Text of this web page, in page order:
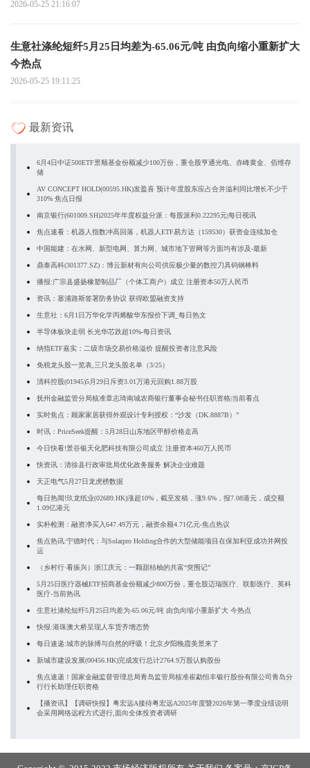
2026-05-25 21:16:07
生意社涤纶短纤5月25日均差为-65.06元/吨 由负向缩小重新扩大
今热点
2026-05-25 19:11:25
最新资讯
6月4日中证500ETF景顺基金份额减少100万份，重仓股亨通光电、赤峰黄金、佰维存
储
AV CONCEPT HOLD(00595.HK)发盈喜 预计年度股东应占合并溢利同比增长不少于
310% 焦点日报
南京银行(601009.SH)2025年年度权益分派：每股派利0.22295元|每日视讯
焦点速看：机器人指数冲高回落，机器人ETF易方达（159530）获资金连续加仓
中国能建：在水网、新型电网、算力网、城市地下管网等方面均有涉及-最新
鼎泰高科(301377.SZ)：博云新材有向公司供应极少量的数控刀具钨钢棒料
播报:广宗县盛扬橡塑制品厂（个体工商户）成立 注册资本50万人民币
资讯：塞浦路斯签署防务协议 获得欧盟融资支持
生意社：6月1日万华化学丙烯酸华东报价下调_每日热文
半导体板块走弱 长光华芯跌超10%-每日资讯
纳指ETF嘉实：二级市场交易价格溢价 提醒投资者注意风险
免税龙头股一览表,三只龙头股名单（3/25）
清科控股(01945)5月29日斥资3.01万港元回购1.88万股
抚州金融监管分局核准章志琦南城农商银行董事会秘书任职资格|当前看点
实时焦点：顾家家居获得外观设计专利授权：“沙发（DK.8887B）”
时讯：PriceSeek提醒：5月28日山东地区甲醇价格走高
今日快看!景谷银天化肥科技有限公司成立 注册资本460万人民币
快资讯：清徐县行政审批局优化政务服务 解决企业难题
天正电气5月27日龙虎榜数据
每日热闻!玖龙纸业(02689.HK)涨超10%，截至发稿，涨9.6%，报7.08港元，成交额
1.09亿港元
实朴检测：融资净买入647.49万元，融资余额4.71亿元-焦点热议
焦点热讯:宁德时代：与Solarpro Holding合作的大型储能项目在保加利亚成功并网投
运
（乡村行·看振兴）浙江庆元：一颗甜桔柚的共富“突围记”
5月25日医疗器械ETF招商基金份额减少800万份，重仓股迈瑞医疗、联影医疗、英科
医疗-当前热讯
生意社涤纶短纤5月25日均差为-65.06元/吨 由负向缩小重新扩大 今热点
快报:港珠澳大桥呈现人车货齐增态势
每日速递:城市的脉搏与自然的呼吸！北京夕阳晚霞美景来了
新城市建设发展(00456.HK)完成发行总计2764.9万股认购股份
焦点速递！国家金融监督管理总局青岛监管局核准崔勐恒丰银行股份有限公司青岛分
行行长助理任职资格
【播资讯】【调研快报】粤宏远A接待粤宏远A2025年度暨2026年第一季度业绩说明
会采用网络远程方式进行,面向全体投资者调研